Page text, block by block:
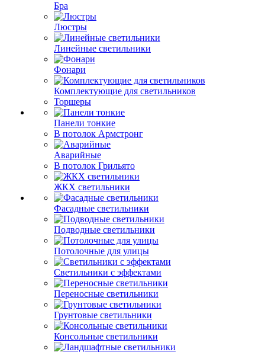
Бра
Люстры
Линейные светильники
Фонари
Комплектующие для светильников
Торшеры
Панели тонкие
В потолок Армстронг
Аварийные
В потолок Грильято
ЖКХ светильники
Фасадные светильники
Подводные светильники
Потолочные для улицы
Светильники с эффектами
Переносные светильники
Грунтовые светильники
Консольные светильники